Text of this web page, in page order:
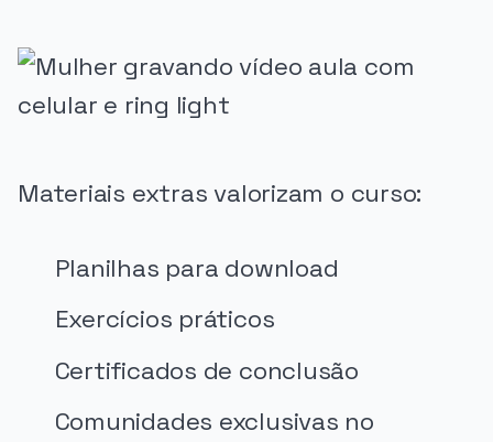
Materiais extras valorizam o curso:
Planilhas para download
Exercícios práticos
Certificados de conclusão
Comunidades exclusivas no